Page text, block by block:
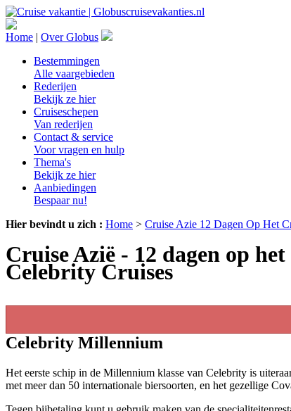
Home | Over Globus
Bestemmingen
Alle vaargebieden
Rederijen
Bekijk ze hier
Cruiseschepen
Van rederijen
Contact & service
Voor vragen en hulp
Thema's
Bekijk ze hier
Aanbiedingen
Bespaar nu!
Hier bevindt u zich : Home > Cruise Azie 12 Dagen Op Het
Cruise Azië - 12 dagen op
Celebrity Cruises
Celebrity Millennium
Het eerste schip in de Millennium klasse van Celebrity is
met meer dan 50 internationale biersoorten, en het gezellige